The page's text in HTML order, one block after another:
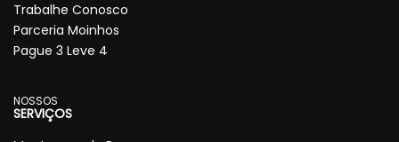
Trabalhe Conosco
Parceria Moinhos
Pague 3 Leve 4
NOSSOS
SERVIÇOS